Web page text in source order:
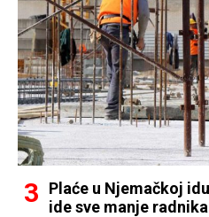
Plaće u Njemačkoj
ide sve manje